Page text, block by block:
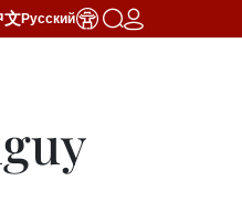
文Русский